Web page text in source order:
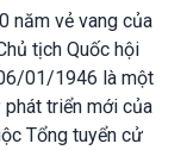
năm vẻ vang của
tịch Quốc hội
01/1946 là một
triển mới của
Tổng tuyển cử